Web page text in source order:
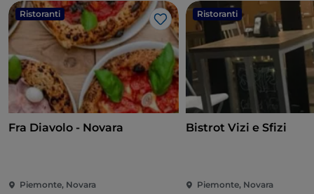
Ristoranti
Like
Fra Diavolo - Novara
Piemonte, Novara
Ristoranti
Bistrot Vizi e Sfizi
Piemonte, Novara